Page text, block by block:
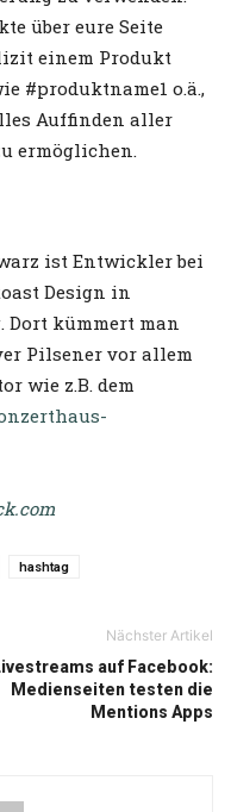
über eure Seite
einem Produkt
#produktname1 o.ä.,
Auffinden aller
ermöglichen.
ist Entwickler bei
Design in
Dort kümmert man
Pilsener vor allem
wie z.B. dem
hashtag
Nächster Artikel
auf Facebook:
Medienseiten testen die
Mentions Apps